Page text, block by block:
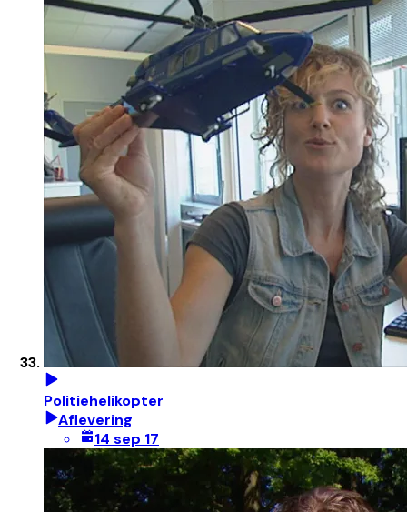
Politiehelikopter
Aflevering
14 sep 17